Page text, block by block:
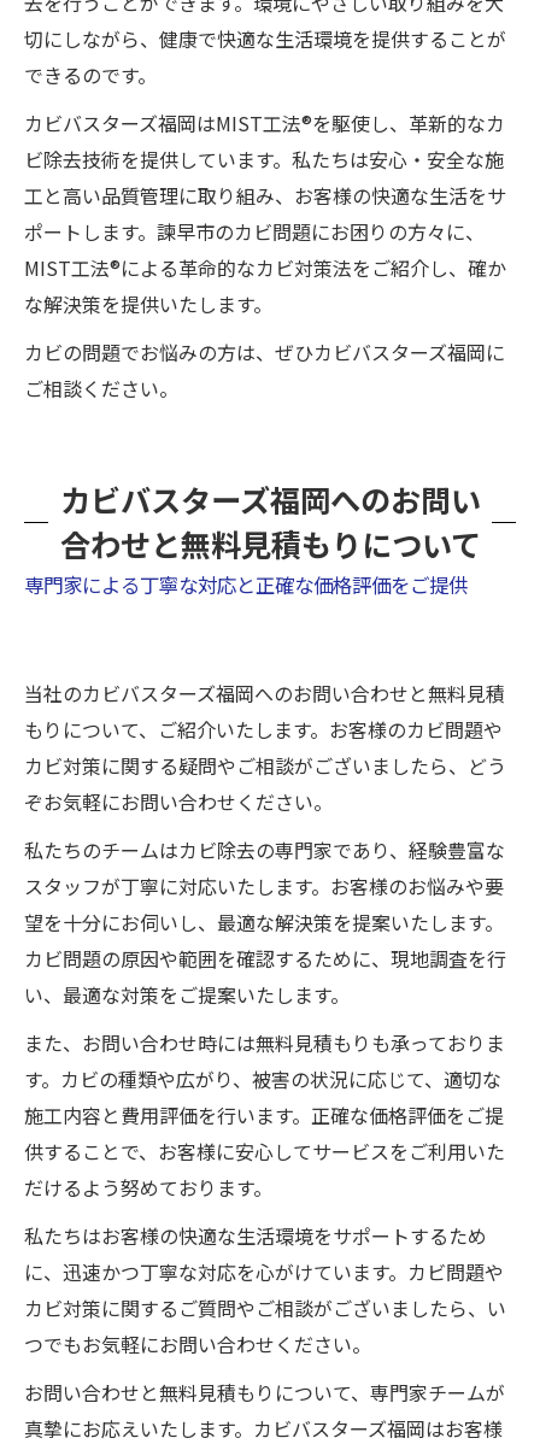
切にしながら、健康で快適な生活環境を提供することが
できるのです。
カビバスターズ福岡はMIST工法®を駆使し、革新的なカ
ビ除去技術を提供しています。私たちは安心・安全な施
工と高い品質管理に取り組み、お客様の快適な生活をサ
ポートします。諫早市のカビ問題にお困りの方々に、
MIST工法®による革命的なカビ対策法をご紹介し、確か
な解決策を提供いたします。
カビの問題でお悩みの方は、ぜひカビバスターズ福岡に
ご相談ください。
カビバスターズ福岡へのお問い
合わせと無料見積もりについて
専門家による丁寧な対応と正確な価格評価をご提供
当社のカビバスターズ福岡へのお問い合わせと無料見積
もりについて、ご紹介いたします。お客様のカビ問題や
カビ対策に関する疑問やご相談がございましたら、どう
ぞお気軽にお問い合わせください。
私たちのチームはカビ除去の専門家であり、経験豊富な
スタッフが丁寧に対応いたします。お客様のお悩みや要
望を十分にお伺いし、最適な解決策を提案いたします。
カビ問題の原因や範囲を確認するために、現地調査を行
い、最適な対策をご提案いたします。
また、お問い合わせ時には無料見積もりも承っておりま
す。カビの種類や広がり、被害の状況に応じて、適切な
施工内容と費用評価を行います。正確な価格評価をご提
供することで、お客様に安心してサービスをご利用いた
だけるよう努めております。
私たちはお客様の快適な生活環境をサポートするため
に、迅速かつ丁寧な対応を心がけています。カビ問題や
カビ対策に関するご質問やご相談がございましたら、い
つでもお気軽にお問い合わせください。
お問い合わせと無料見積もりについて、専門家チームが
真摯にお応えいたします。カビバスターズ福岡はお客様